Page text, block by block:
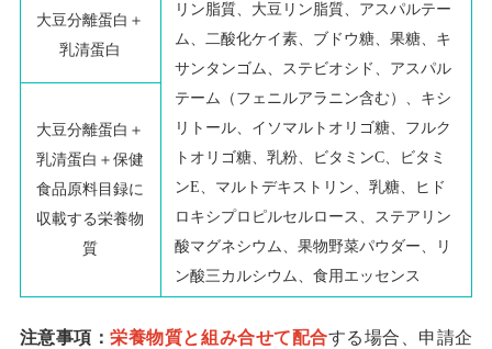
大豆分離蛋白＋
乳清蛋白
リン脂質、大豆リン脂質、アスパルテー
ム、二酸化ケイ素、ブドウ糖、果糖、キ
サンタンゴム、ステビオシド、アスパル
テーム（フェニルアラニン含む）、キシ
リトール、イソマルトオリゴ糖、フルク
トオリゴ糖、乳粉、ビタミンC、ビタミ
ンE、マルトデキストリン、乳糖、ヒド
ロキシプロピルセルロース、ステアリン
酸マグネシウム、果物野菜パウダー、リ
ン酸三カルシウム、食用エッセンス
大豆分離蛋白＋
乳清蛋白＋保健
食品原料目録に
収載する栄養物
質
注意事項：栄養物質と組み合せて配合する場合、申請企